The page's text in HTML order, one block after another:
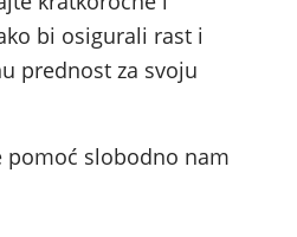
bi osigurali rast i
prednost za svoju
pomoć slobodno nam